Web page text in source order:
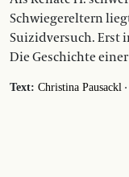
Schwiegereltern
Suizidversuch. Erst
Die Geschichte
Text: Christina Pausackl ·